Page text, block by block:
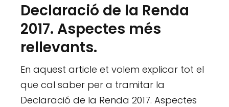
Declaració de la Renda
2017. Aspectes més
rellevants.
En aquest article et volem explicar tot el
que cal saber per a tramitar la
Declaració de la Renda 2017. Aspectes